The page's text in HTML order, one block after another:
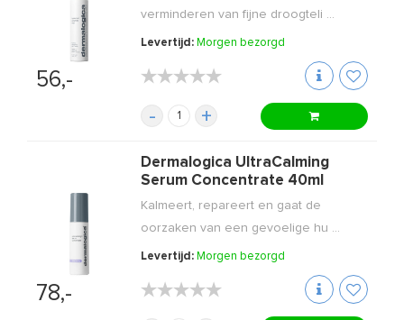
56,-
verminderen van fijne droogteli ...
Levertijd: Morgen bezorgd
★★★★★
★★★★★
- +
78,-
Dermalogica UltraCalming
Serum Concentrate 40ml
Kalmeert, repareert en gaat de
oorzaken van een gevoelige hu ...
Levertijd: Morgen bezorgd
★★★★★
★★★★★